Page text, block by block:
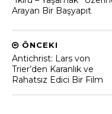
Arayan Bir Başyapıt
ÖNCEKI
Antichrist: Lars von
Trier’den Karanlık ve
Rahatsız Edici Bir Film